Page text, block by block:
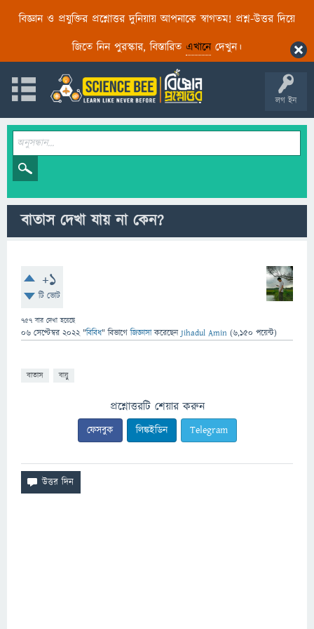
বিজ্ঞান ও প্রযুক্তির প্রশ্নোত্তর দুনিয়ায় আপনাকে স্বাগতম! প্রশ্ন-উত্তর দিয়ে
জিতে নিন পুরস্কার, বিস্তারিত এখানেদেখুন।
লগ ইন
বাতাস দেখা যায় না কেন?
+1
টি ভোট
757 বার দেখা হয়েছে
06 সেপ্টেম্বর 2022 "বিবিধ" বিভাগে জিজ্ঞাসাকরেছেনJihadul Amin (6,150 পয়েন্ট)
বাতাস বায়ু
প্রশ্নোত্তরটি শেয়ার করুন
ফেসবুক লিঙ্কইডিন Telegram